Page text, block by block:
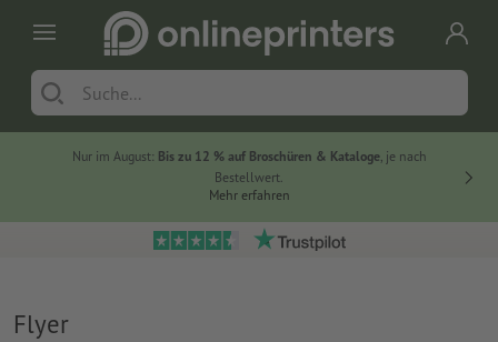
Nur im August: Bis zu 12 % auf Broschüren & Kataloge, je nach
Bestellwert.
Mehr erfahren
Flyer